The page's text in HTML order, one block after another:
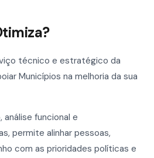
técnico e estratégico da
Municípios na melhoria da sua
funcional e
permite alinhar pessoas,
com as prioridades políticas e